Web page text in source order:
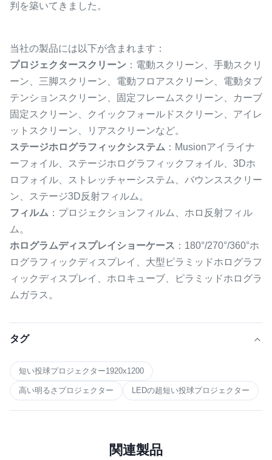
判を築いてきました。
当社の製品には以下が含まれます：
プロジェクタースクリーン ：電動スクリーン、手動スクリ
ーン、三脚スクリーン、電動フロアスクリーン、電動タブ
テンションスクリーン、固定フレームスクリーン、カーブ
固定スクリーン、クイックフォールドスクリーン、アイレ
ットスクリーン、リアスクリーンなど。
ステージホログラフィックシステム ：Musionアイライナ
ーフォイル、ステージホログラフィックフォイル、3Dホ
ロフォイル、ストレッチャーシステム、バウンススクリー
ン、ステージ3D反射フィルム。
フィルム ：プロジェクションフィルム、ホロ反射フィル
ム。
ホログラムディスプレイショーケース ：180°/270°/360°ホ
ログラフィックディスプレイ、大型ピラミッドホログラフ
ィックディスプレイ、ホロキューブ、ピラミッドホログラ
ムガラス。
タグ
短い投球プロジェクター1920x1200
高い明るさプロジェクター LEDの超短い投球プロジェクター
関連製品